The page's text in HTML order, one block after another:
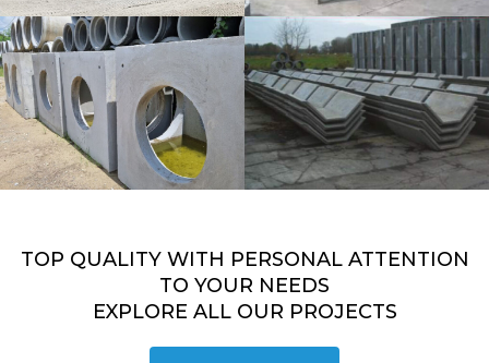
TOP QUALITY WITH PERSONAL ATTENTION
TO YOUR NEEDS
EXPLORE ALL OUR PROJECTS